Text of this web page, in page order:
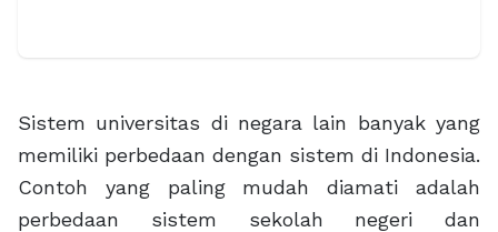
Sistem universitas di negara lain banyak yang
memiliki perbedaan dengan sistem di Indonesia.
Contoh yang paling mudah diamati adalah
perbedaan sistem sekolah negeri dan